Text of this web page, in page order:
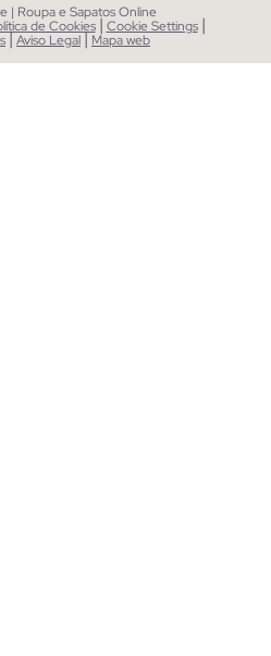
| Roupa e Sapatos Online
de Cookies | Cookie Settings |
|Aviso Legal| Mapa web